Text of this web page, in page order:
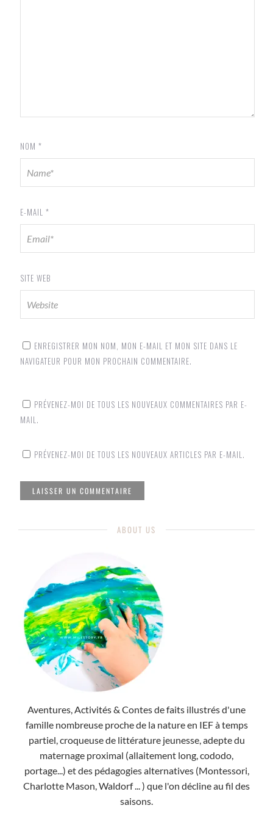
NOM *
E-MAIL *
SITE WEB
ENREGISTRER MON NOM, MON E-MAIL ET MON SITE DANS LE
NAVIGATEUR POUR MON PROCHAIN COMMENTAIRE.
PRÉVENEZ-MOI DE TOUS LES NOUVEAUX COMMENTAIRES PAR E-
MAIL.
PRÉVENEZ-MOI DE TOUS LES NOUVEAUX ARTICLES PAR E-MAIL.
ABOUT US
Aventures, Activités & Contes de faits illustrés d'une
famille nombreuse proche de la nature en IEF à temps
partiel, croqueuse de littérature jeunesse, adepte du
maternage proximal (allaitement long, cododo,
portage...) et des pédagogies alternatives (Montessori,
Charlotte Mason, Waldorf ... ) que l'on décline au fil des
saisons.